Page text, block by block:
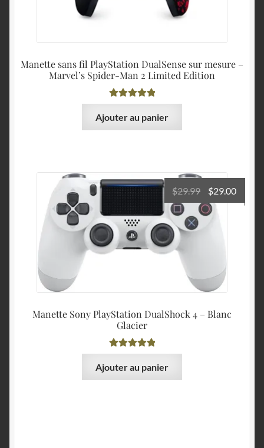
Manette sans fil PlayStation DualSense sur mesure –
Marvel’s Spider-Man 2 Limited Edition
Note5.00sur
5
Ajouter au panier
Manette Sony PlayStation DualShock 4 – Blanc
Glacier
Note5.00sur
5
$29.99
Le
prix
initial
$29.00Le
prix
Ajouter au panier